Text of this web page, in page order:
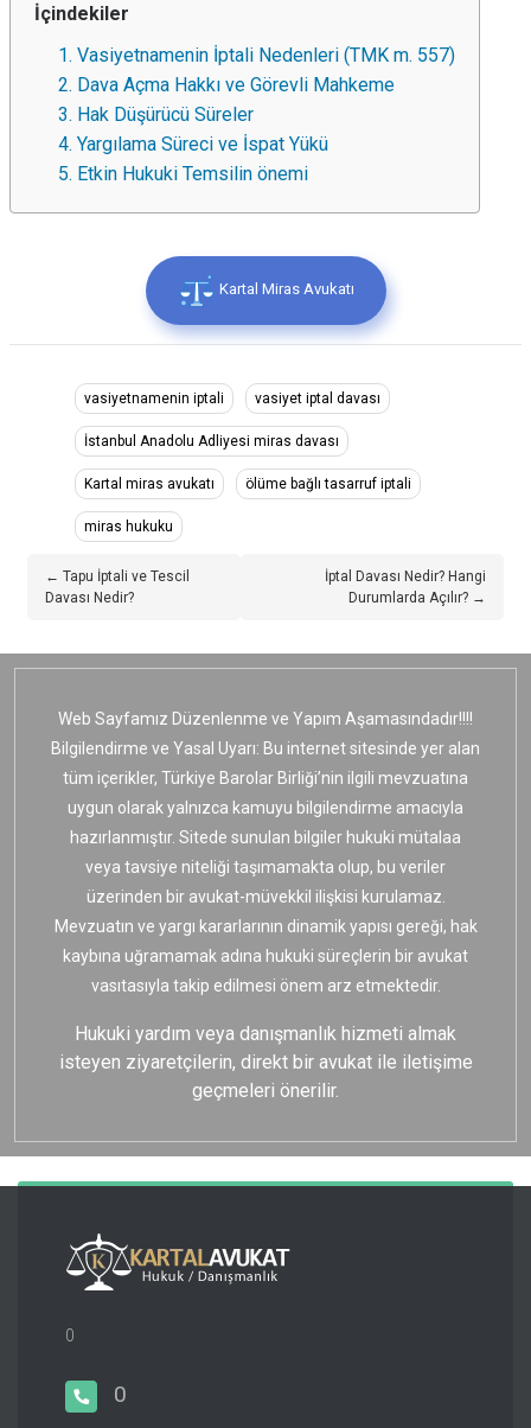
İçindekiler
1. Vasiyetnamenin İptali Nedenleri (TMK m. 557)
2. Dava Açma Hakkı ve Görevli Mahkeme
3. Hak Düşürücü Süreler
4. Yargılama Süreci ve İspat Yükü
5. Etkin Hukuki Temsilin önemi
Kartal Miras Avukatı
vasiyetnamenin iptali vasiyet iptal davası
İstanbul Anadolu Adliyesi miras davası
Kartal miras avukatı ölüme bağlı tasarruf iptali
miras hukuku
← Tapu İptali ve Tescil
Davası Nedir?
İptal Davası Nedir? Hangi
Durumlarda Açılır? →
Web Sayfamız Düzenlenme ve Yapım Aşamasındadır!!!!
Bilgilendirme ve Yasal Uyarı: Bu internet sitesinde yer alan
tüm içerikler, Türkiye Barolar Birliği’nin ilgili mevzuatına
uygun olarak yalnızca kamuyu bilgilendirme amacıyla
hazırlanmıştır. Sitede sunulan bilgiler hukuki mütalaa
veya tavsiye niteliği taşımamakta olup, bu veriler
üzerinden bir avukat-müvekkil ilişkisi kurulamaz.
Mevzuatın ve yargı kararlarının dinamik yapısı gereği, hak
kaybına uğramamak adına hukuki süreçlerin bir avukat
vasıtasıyla takip edilmesi önem arz etmektedir.
Hukuki yardım veya danışmanlık hizmeti almak
isteyen ziyaretçilerin, direkt bir avukat ile iletişime
geçmeleri önerilir.
0
0